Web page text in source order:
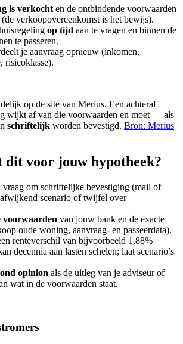
is verkocht en de ontbindende voorwaarden
verkoopovereenkomst is het bewijs).
op tijd aan te vragen en binnen de
te passeren.
je aanvraag opnieuw (inkomen,
risicoklasse).
op de site van Merius. Een achteraf
wijkt af van die voorwaarden en moet — als
schriftelijk worden bevestigd. Bron: Merius
dit voor jouw hypotheek?
vraag om schriftelijke bevestiging (mail of
scenario of twijfel over
voorwaarden van jouw bank en de exacte
oude woning, aanvraag- en passeerdata).
renteverschil van bijvoorbeeld 1,88%
decennia aan lasten schelen; laat scenario’s
opinion als de uitleg van je adviseur of
wat in de voorwaarden staat.